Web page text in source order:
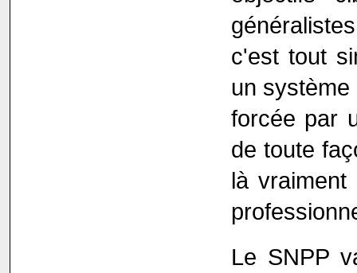
c'est tout
un
forcée par
de toute
là
Le SNPP